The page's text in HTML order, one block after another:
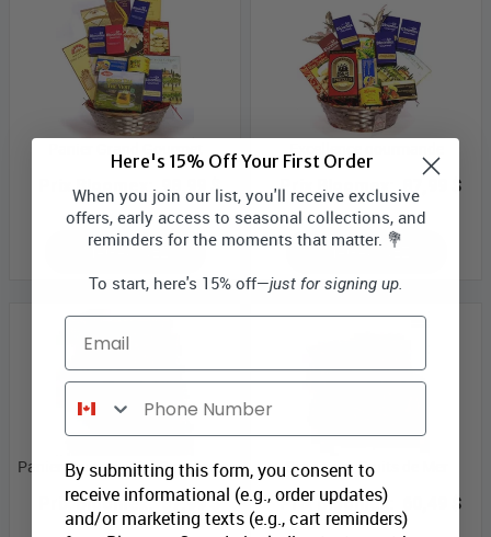
Panier Grand Gourmet
Prix Bloomex:
98,99 $
MAGASINEZ
Excellence gourmande
Prix Bloomex:
87,99 $
MAGASINEZ
Panier Fruits de Mer Savoureux
Prix Bloomex: 87,99 $
Sensation Fruits de Mer
Prix Bloomex:
60,49 $
Here's 15% Off Your First Order
When you join our list, you'll receive exclusive
offers, early access to seasonal collections, and
reminders for the moments that matter. 💐
To start, here's 15% off—just for signing up.
Email
Phone Number
By submitting this form, you consent to
receive informational (e.g., order updates)
and/or marketing texts (e.g., cart reminders)